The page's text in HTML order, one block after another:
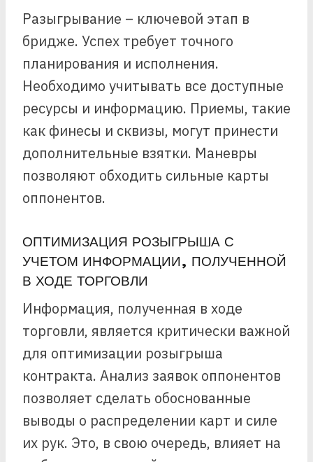
Разыгрывание – ключевой этап в
бридже. Успех требует точного
планирования и исполнения.
Необходимо учитывать все доступные
ресурсы и информацию. Приемы, такие
как финесы и сквизы, могут принести
дополнительные взятки. Маневры
позволяют обходить сильные карты
оппонентов.
ОПТИМИЗАЦИЯ РОЗЫГРЫША С
УЧЕТОМ ИНФОРМАЦИИ, ПОЛУЧЕННОЙ
В ХОДЕ ТОРГОВЛИ
Информация, полученная в ходе
торговли, является критически важной
для оптимизации розыгрыша
контракта. Анализ заявок оппонентов
позволяет сделать обоснованные
выводы о распределении карт и силе
их рук. Это, в свою очередь, влияет на